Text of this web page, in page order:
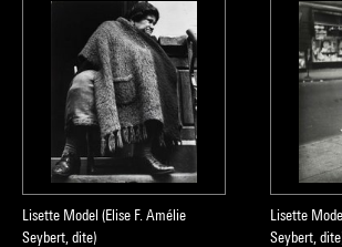
Lisette Model (Elise F. Amélie
Seybert, dite)
Lisette
Seybert,